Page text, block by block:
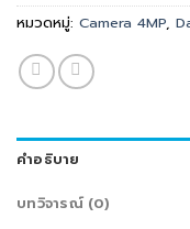
หมวดหมู่: Camera 4MP,
คำอธิบาย
บทวิจารณ์ (0)